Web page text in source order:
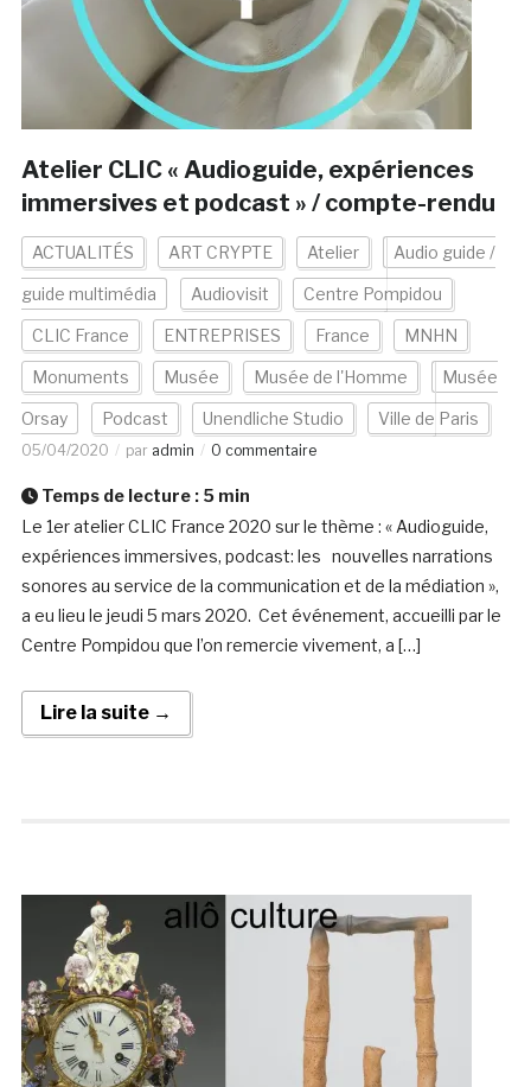
Atelier CLIC « Audioguide, expériences
immersives et podcast » / compte-rendu
ACTUALITÉS ART CRYPTE Atelier Audio guide /
guide multimédia Audiovisit Centre Pompidou
CLIC France ENTREPRISES France MNHN
Monuments Musée Musée de l'Homme Musée
Orsay Podcast Unendliche Studio Ville de Paris
05/04/2020 par admin 0 commentaire
Temps de lecture : 5 min
Le 1er atelier CLIC France 2020 sur le thème : « Audioguide,
expériences immersives, podcast: les nouvelles narrations
sonores au service de la communication et de la médiation »,
a eu lieu le jeudi 5 mars 2020. Cet événement, accueilli par le
Centre Pompidou que l’on remercie vivement, a […]
Lire la suite →